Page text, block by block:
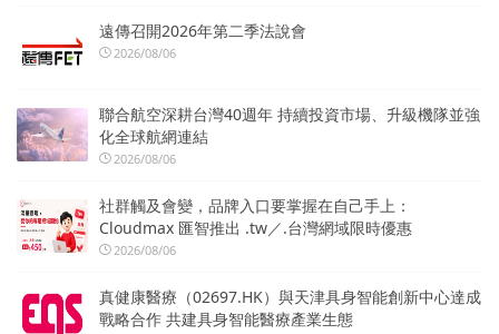
遠傳召開2026年第二季法說會
2026/08/06
聯合航空深耕台灣40週年 持續投資市場、升級機隊並強
化全球航網連結
2026/08/06
社群觸及會變，品牌入口要掌握在自己手上：
Cloudmax 匯智推出 .tw／.台灣網域限時優惠
2026/08/06
真健康醫療（02697.HK）與天津具身智能創新中心達成
戰略合作 共建具身智能醫療產業生態